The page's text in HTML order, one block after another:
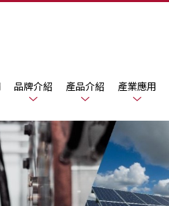
品牌介紹 產品介紹 產業應用